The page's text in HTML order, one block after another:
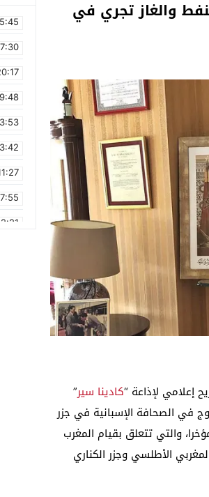
والغاز تجري في
إعلامي لإذاعة “كادينا سير”
في الصحافة الإسبانية في جزر
والتي تتعلق بقيام المغرب
الأطلسي وجزر الكناري